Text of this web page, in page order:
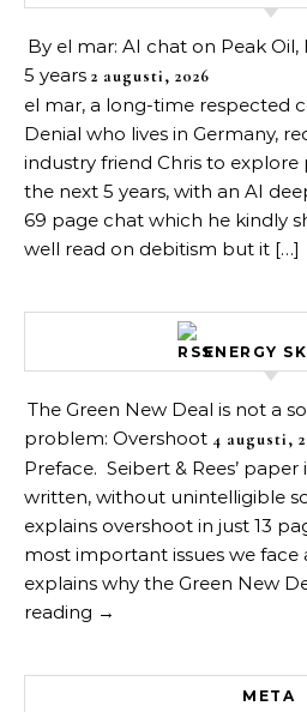
By el mar: AI chat on Peak
5 years 2 augusti, 2026
el mar, a long-time respected
Denial who lives in Germany,
industry friend Chris to explore
the next 5 years, with an AI
69 page chat which he kindly
well read on debitism but it […]
ENERGY
The Green New Deal is not a
problem: Overshoot 4 augusti,
Preface. Seibert & Rees’
written, without unintelligible
explains overshoot in just 13
most important issues we face
explains why the Green New
reading →
META